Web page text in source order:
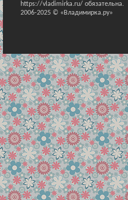
https://vladimirka.ru/ обязательна.
2006-2025 © «Владимирка.ру»